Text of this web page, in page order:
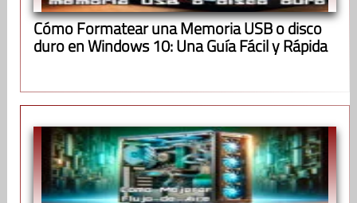
Cómo Formatear una Memoria USB o disco
duro en Windows 10: Una Guía Fácil y Rápida